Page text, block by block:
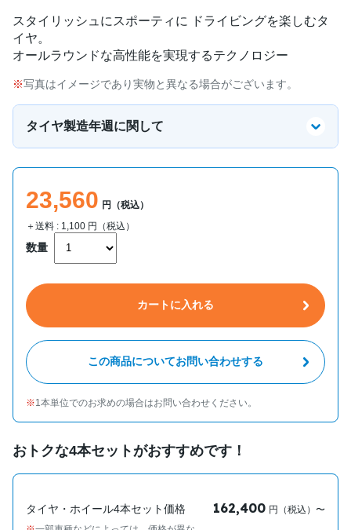
スタイリッシュにスポーティに ドライビングを楽しむタ
イヤ。
オールラウンドな高性能を実現するテクノロジー
写真はイメージであり実物と異なる場合がございます。
タイヤ製造年週に関して
23,560 円（税込）
＋送料 : 1,100 円（税込）
数量
カートに入れる
この商品についてお問い合わせする
1本単位でのお求めの場合はお問い合わせください。
おトクな4本セットがおすすめです！
タイヤ・ホイール4本セット価格 162,400 円（税込）〜